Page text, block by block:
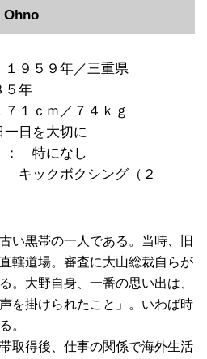
９５９年／三重県
年
１ｃｍ／７４ｋｇ
日を大切に
： 特になし
キックボクシング（２
い黒帯の一人である。当時、旧
轄道場。審査に大山総裁自らが
。大野自身、一番の思い出は、
を掛けられたこと」。いわば時
。
取得後、仕事の関係で海外生活